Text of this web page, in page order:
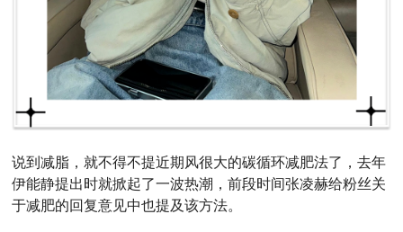
说到减脂，就不得不提近期风很大的碳循环减肥法了，去年
伊能静提出时就掀起了一波热潮，前段时间张凌赫给粉丝关
于减肥的回复意见中也提及该方法。